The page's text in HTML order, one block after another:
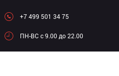
+7 499 501 34 75
ПН-ВC c 9.00 до 22.00